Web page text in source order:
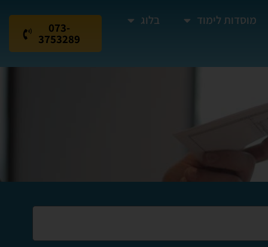
מוסדות לימוד בלוג
073-
3753289